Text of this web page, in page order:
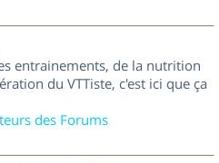
entrainements, de la nutrition
du VTTiste, c'est ici que ça
des Forums